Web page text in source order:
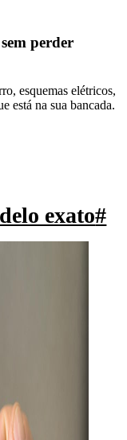
perder
esquemas elétricos,
está na sua bancada.
exato#